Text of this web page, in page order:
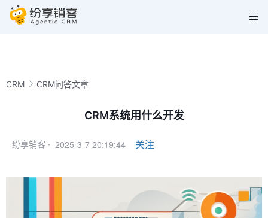
CRM CRM问答文章
CRM系统用什么开发
纷享销客 · 2025-3-7 20:19:44 关注